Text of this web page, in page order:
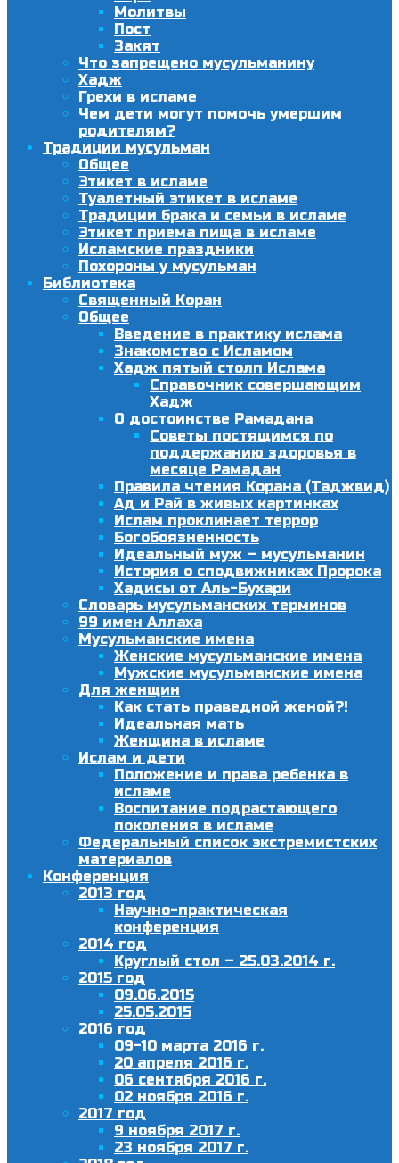
Молитвы
Пост
Закят
Что запрещено мусульманину
Хадж
Грехи в исламе
Чем дети могут помочь умершим
родителям?
Традиции мусульман
Общее
Этикет в исламе
Туалетный этикет в исламе
Традиции брака и семьи в исламе
Этикет приема пища в исламе
Исламские праздники
Похороны у мусульман
Библиотека
Священный Коран
Общее
Введение в практику ислама
Знакомство с Исламом
Хадж пятый столп Ислама
Справочник совершающим
Хадж
О достоинстве Рамадана
Советы постящимся по
поддержанию здоровья в
месяце Рамадан
Правила чтения Корана (Таджвид)
Ад и Рай в живых картинках
Ислам проклинает террор
Богобоязненность
Идеальный муж – мусульманин
История о сподвижниках Пророка
Хадисы от Аль-Бухари
Словарь мусульманских терминов
99 имен Аллаха
Мусульманские имена
Женские мусульманские имена
Мужские мусульманские имена
Для женщин
Как стать праведной женой?!
Идеальная мать
Женщина в исламе
Ислам и дети
Положение и права ребенка в
исламе
Воспитание подрастающего
поколения в исламе
Федеральный список экстремистских
материалов
Конференция
2013 год
Научно-практическая
конференция
2014 год
Круглый стол – 25.03.2014 г.
2015 год
09.06.2015
25.05.2015
2016 год
09-10 марта 2016 г.
20 апреля 2016 г.
06 сентября 2016 г.
02 ноября 2016 г.
2017 год
9 ноября 2017 г.
23 ноября 2017 г.